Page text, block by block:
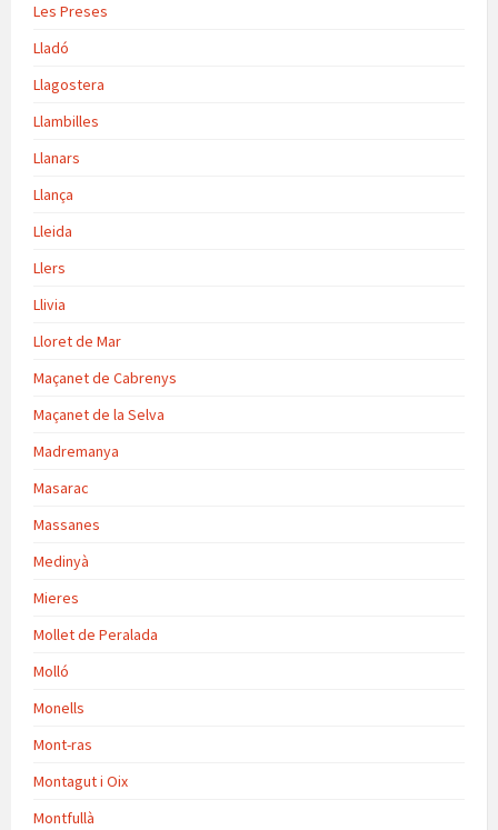
Les Preses
Lladó
Llagostera
Llambilles
Llanars
Llança
Lleida
Llers
Llivia
Lloret de Mar
Maçanet de Cabrenys
Maçanet de la Selva
Madremanya
Masarac
Massanes
Medinyà
Mieres
Mollet de Peralada
Molló
Monells
Mont-ras
Montagut i Oix
Montfullà